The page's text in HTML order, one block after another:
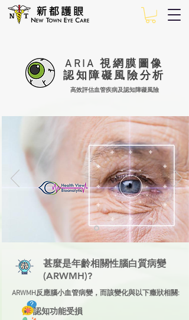
ARIA 視網膜圖像
認知障礙風險分析
高效評估血管疾病及認知障礙風險
​甚麼是年齡相關性腦白質病變
(ARWMH)?
ARWMH反應腦小血管病變，而該變化與以下癥狀相關:
認知功能受損